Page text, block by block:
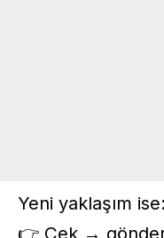
Yeni yaklaşım ise:
👉 Çek →